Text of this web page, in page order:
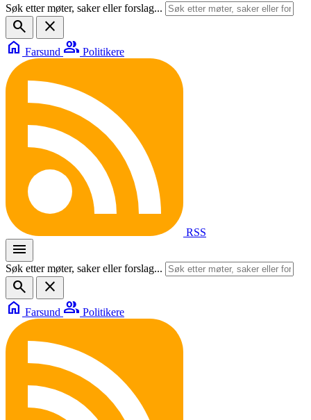
Søk etter møter, saker eller forslag...
search
close
home Farsund group Politikere
RSS
menu
Søk etter møter, saker eller forslag...
search
close
home Farsund group Politikere